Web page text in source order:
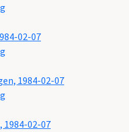
02-07
1984-02-07
1984-02-07